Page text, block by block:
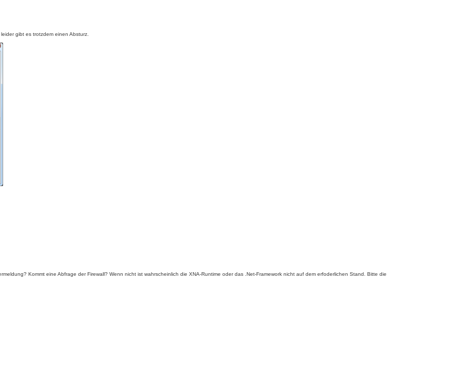
gibt es trotzdem einen Absturz.
Kommt eine Abfrage der Firewall? Wenn nicht ist wahrscheinlich die XNA-Runtime oder das .Net-Framework nicht auf dem erfoderlichen Stand. Bitte die